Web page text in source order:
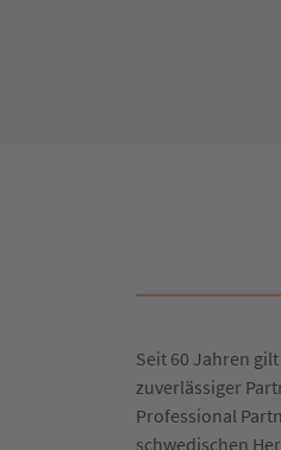
Seit 60 Jahren
zuverlässiger
Professional
schwedischen